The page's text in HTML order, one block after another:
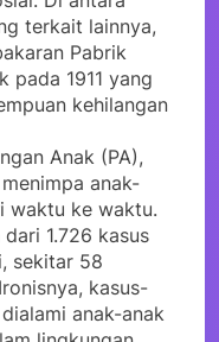
terkait lainnya,
Pabrik
pada 1911 yang
kehilangan
Anak (PA),
anak-
waktu ke waktu.
1.726 kasus
sekitar 58
kasus-
anak-anak